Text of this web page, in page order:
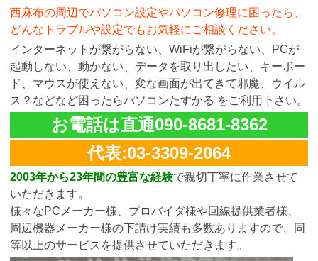
西麻布の周辺でパソコン設定やパソコン修理に困ったら、
どんなトラブルや設定でもお気軽にご相談ください。
インターネットが繋がらない、WiFiが繋がらない、PCが
起動しない、動かない、データを取り出したい、キーボー
ド、マウスが使えない、変な画面が出てきて邪魔、ウイル
ス？などなど困ったらパソコンたすかる をご利用下さい。
お電話は直通090-8681-8362
代表:03-3309-2064
2003年から23年間の豊富な経験で親切丁寧に作業させて
いただきます。
様々なPCメーカー様、プロバイダ様や回線提供業者様、
周辺機器メーカー様の下請け実績も多数ありますので、同
等以上のサービスを提供させていただきます。